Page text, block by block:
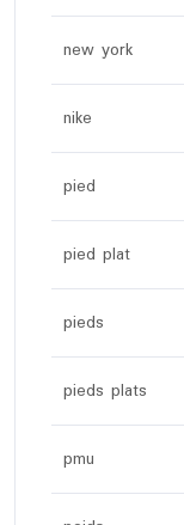
new york
nike
pied
pied plat
pieds
pieds plats
pmu